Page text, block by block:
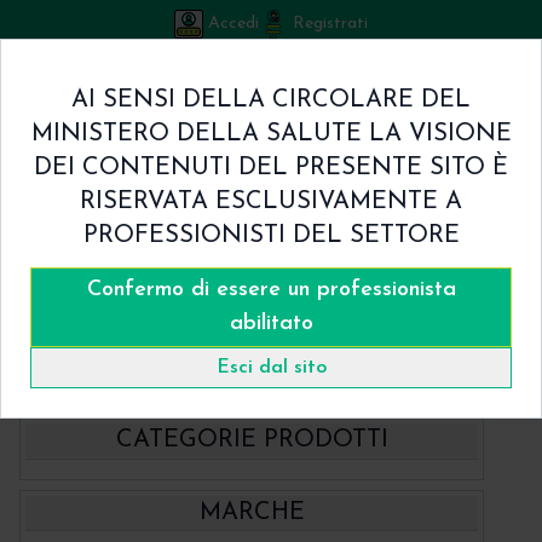
Accedi Registrati
Bicuspid
Home
Shop
Termini & Condizioni
Contatti
Carrello
Catalogo
Home Catalogo BBraun Aesculap
CATEGORIE PRODOTTI
- BBraun BiomaterialeMARCHE
AI SENSI DELLA CIRCOLARE DEL
MINISTERO DELLA SALUTE LA VISIONE
DEI CONTENUTI DEL PRESENTE SITO È
RISERVATA ESCLUSIVAMENTE A
PROFESSIONISTI DEL SETTORE
Esci dal sito
Confermo di essere un professionista
abilitato